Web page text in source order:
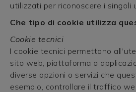
utilizzati per riconoscere i singoli
Che tipo di cookie utilizza
Cookie tecnici
I cookie tecnici permettono
sito web, piattaforma o
diverse opzioni o servizi che
esempio, controllare il traffico